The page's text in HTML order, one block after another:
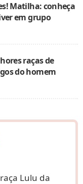
Matilha: conheça
em grupo
raças de
do homem
Lulu da